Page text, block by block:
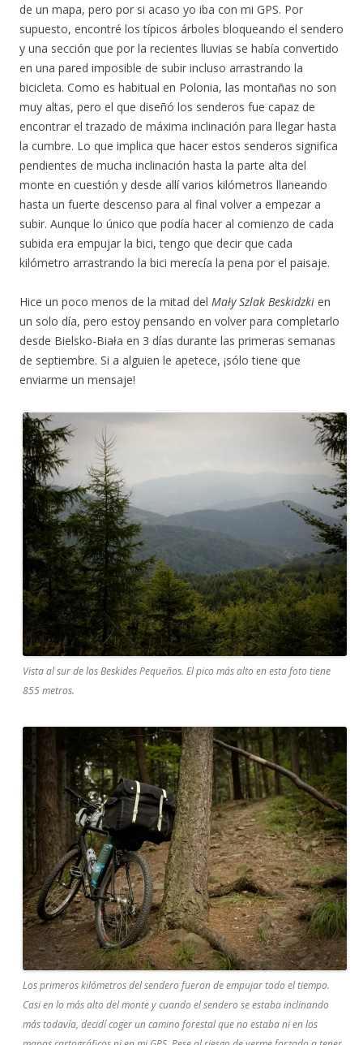
de un mapa, pero por si acaso yo iba con mi GPS. Por
supuesto, encontré los típicos árboles bloqueando el sendero
y una sección que por la recientes lluvias se había convertido
en una pared imposible de subir incluso arrastrando la
bicicleta. Como es habitual en Polonia, las montañas no son
muy altas, pero el que diseñó los senderos fue capaz de
encontrar el trazado de máxima inclinación para llegar hasta
la cumbre. Lo que implica que hacer estos senderos significa
pendientes de mucha inclinación hasta la parte alta del
monte en cuestión y desde allí varios kilómetros llaneando
hasta un fuerte descenso para al final volver a empezar a
subir. Aunque lo único que podía hacer al comienzo de cada
subida era empujar la bici, tengo que decir que cada
kilómetro arrastrando la bici merecía la pena por el paisaje.
Hice un poco menos de la mitad del Mały Szlak Beskidzki en
un solo día, pero estoy pensando en volver para completarlo
desde Bielsko-Biała en 3 días durante las primeras semanas
de septiembre. Si a alguien le apetece, ¡sólo tiene que
enviarme un mensaje!
Vista al sur de los Beskides Pequeños. El pico más alto en esta foto tiene
855 metros.
Los primeros kilómetros del sendero fueron de empujar todo el tiempo.
Casi en lo más alto del monte y cuando el sendero se estaba inclinando
más todavía, decidí coger un camino forestal que no estaba ni en los